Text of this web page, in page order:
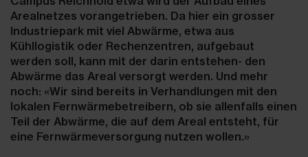
Arealnetzes vorangetrieben. Da hier ein grosser
Industriepark mit viel Abwärme, etwa aus
Kühllogistik oder Rechenzentren, aufgebaut
werden soll, kann mit der darin entstehen- den
Abwärme das Areal versorgt werden. Und mehr
noch: «Wir sind bereits in Verhandlungen mit den
lokalen Fernwärmebetreibern, ob sie allenfalls einen
Teil der Abwärme, die auf dem Areal entsteht, für
eine Fernwärmeversorgung nutzen wollen.»